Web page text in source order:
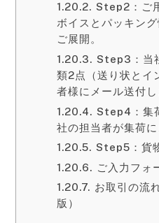
Step2：ご
ボイスとパッキン
ご展開。
Step3：当
類2点（送り状とイ
者様にメール送付し
Step4：集
社の担当者が集荷
Step5：貨
ご入力フォ
お取引の流
版）